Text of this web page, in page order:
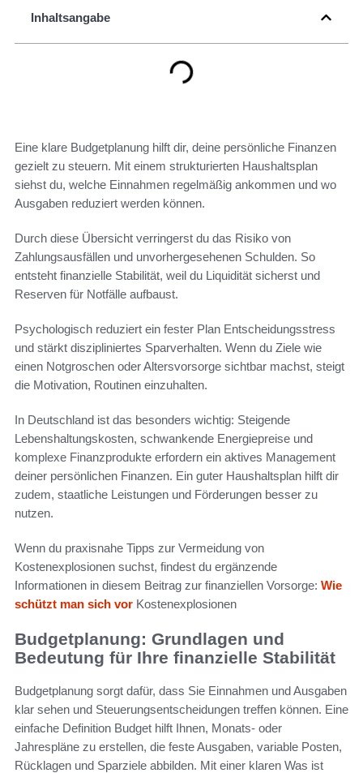
Inhaltsangabe
Eine klare Budgetplanung hilft dir, deine persönliche Finanzen
gezielt zu steuern. Mit einem strukturierten Haushaltsplan
siehst du, welche Einnahmen regelmäßig ankommen und wo
Ausgaben reduziert werden können.
Durch diese Übersicht verringerst du das Risiko von
Zahlungsausfällen und unvorhergesehenen Schulden. So
entsteht finanzielle Stabilität, weil du Liquidität sicherst und
Reserven für Notfälle aufbaust.
Psychologisch reduziert ein fester Plan Entscheidungsstress
und stärkt diszipliniertes Sparverhalten. Wenn du Ziele wie
einen Notgroschen oder Altersvorsorge sichtbar machst, steigt
die Motivation, Routinen einzuhalten.
In Deutschland ist das besonders wichtig: Steigende
Lebenshaltungskosten, schwankende Energiepreise und
komplexe Finanzprodukte erfordern ein aktives Management
deiner persönlichen Finanzen. Ein guter Haushaltsplan hilft dir
zudem, staatliche Leistungen und Förderungen besser zu
nutzen.
Wenn du praxisnahe Tipps zur Vermeidung von
Kostenexplosionen suchst, findest du ergänzende
Informationen in diesem Beitrag zur finanziellen Vorsorge: Wie
schützt man sich vor Kostenexplosionen
Budgetplanung: Grundlagen und
Bedeutung für Ihre finanzielle Stabilität
Budgetplanung sorgt dafür, dass Sie Einnahmen und Ausgaben
klar sehen und Steuerungsentscheidungen treffen können. Eine
einfache Definition Budget hilft Ihnen, Monats- oder
Jahrespläne zu erstellen, die feste Ausgaben, variable Posten,
Rücklagen und Sparziele abbilden. Mit einer klaren Was ist